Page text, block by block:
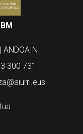
ANDOAIN
300 731